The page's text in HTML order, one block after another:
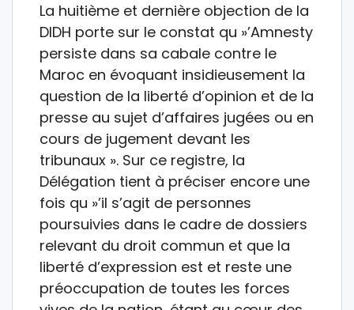
La huitième et dernière objection de la
DIDH porte sur le constat qu »’Amnesty
persiste dans sa cabale contre le
Maroc en évoquant insidieusement la
question de la liberté d’opinion et de la
presse au sujet d’affaires jugées ou en
cours de jugement devant les
tribunaux ». Sur ce registre, la
Délégation tient à préciser encore une
fois qu »’il s’agit de personnes
poursuivies dans le cadre de dossiers
relevant du droit commun et que la
liberté d’expression est et reste une
préoccupation de toutes les forces